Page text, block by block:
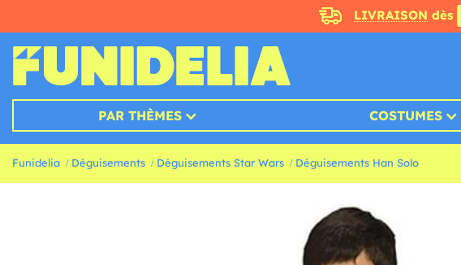
LIVRAISON dès
PAR THÈMES COSTUMES
Funidelia Déguisements Déguisements Star Wars Déguisements Han Solo